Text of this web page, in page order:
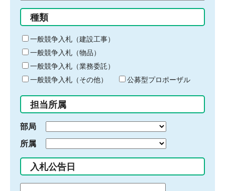
る
キ
ー
ワ
ー
ド
入
力
種類
一般競争入札（建設工事）
一般競争入札（物品）
一般競争入札（業務委託）
一般競争入札（その他）
公募型プロポーザル
担当所属
部局
所属
入札公告日